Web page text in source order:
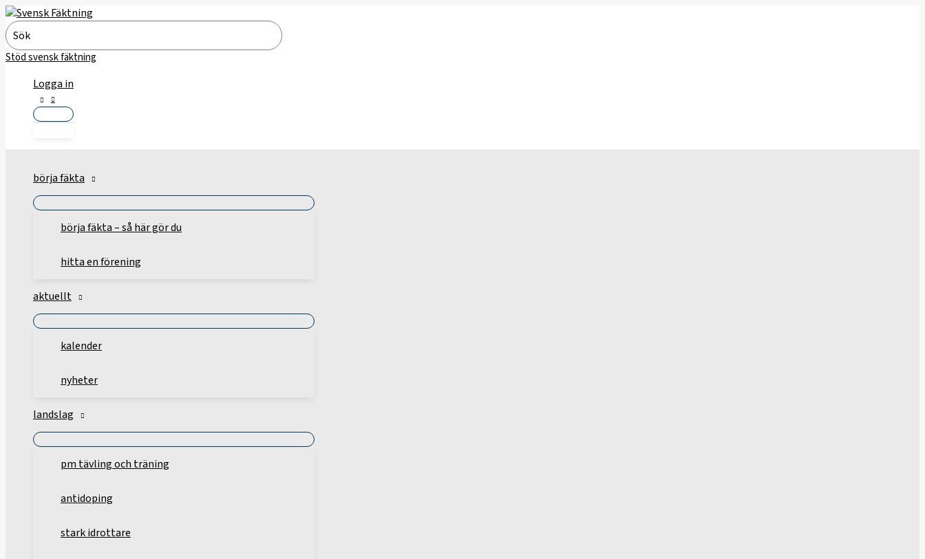
Hoppa
till
innehåll
Search
for:
Stöd svensk fäktning
Logga in
börja fäkta
börja fäkta – så här gör du
hitta en förening
aktuellt
kalender
nyheter
landslag
pm tävling och träning
antidoping
stark idrottare